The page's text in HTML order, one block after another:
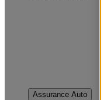
Assurance Auto